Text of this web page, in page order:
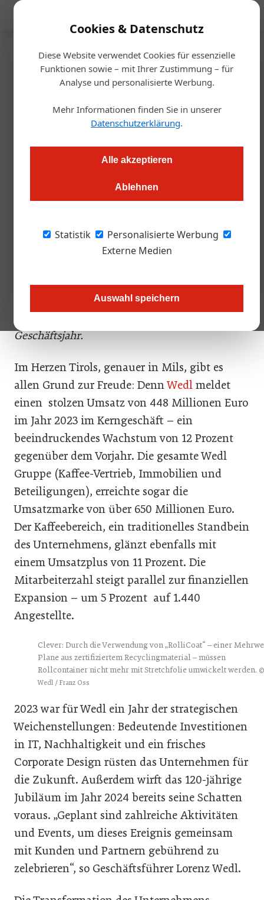
Cookies & Datenschutz
Diese Website verwendet Cookies für essenzielle
Funktionen sowie – mit Ihrer Zustimmung – für
Analyse und personalisierte Werbung.
Mehr Informationen finden Sie in unserer
Datenschutzerklärung.
Alle akzeptieren
Ablehnen
Statistik
Personalisierte Werbung
Externe Medien
Auswahl speichern
Startseite/Handel
Gastrogroßhandel
Wedl: Umsatzrekord und Grüne
Innovationen
01.02.2024, 13:05 Uhr
Der Tiroler Gastro-Großhändler kombiniert ökologische
beeindruckende Umsatzzuwächse.
und Klaus Mantl, Mitglied der
Geschäftsführung bei Wedl, ziehen eine
Geschäftsjahr.
Im Herzen Tirols, genauer in Mils, gibt es
allen Grund zur Freude: DennWedl meldet
einen stolzen Umsatz von 448 Millionen Euro
im Jahr 2023 im Kerngeschäft – ein
beeindruckendes Wachstum von 12 Prozent
gegenüber dem Vorjahr. Die gesamte Wedl
Gruppe (Kaffee-Vertrieb, Immobilien und
Beteiligungen), erreichte sogar die
Umsatzmarke von über 650 Millionen Euro.
Der Kaffeebereich, ein traditionelles Standbein
des Unternehmens, glänzt ebenfalls mit
einem Umsatzplus von 11 Prozent. Die
Mitarbeiterzahl steigt parallel zur finanziellen
Expansion – um 5 Prozent auf 1.440
Angestellte.
Clever: Durch die Verwendung von „RolliCoat“ – einer
Plane aus zertifiziertem Recyclingmaterial – müssen
Rollcontainer nicht mehr mit Stretchfolie umwickelt werden. ©
Wedl / Franz Oss
2023 war für Wedl ein Jahr der strategischen
Weichenstellungen: Bedeutende Investitionen
in IT, Nachhaltigkeit und ein frisches
Corporate Design rüsten das Unternehmen für
die Zukunft. Außerdem wirft das 120-jährige
Jubiläum im Jahr 2024 bereits seine Schatten
voraus. „Geplant sind zahlreiche Aktivitäten
und Events, um dieses Ereignis gemeinsam
mit Kunden und Partnern gebührend zu
zelebrieren“, so Geschäftsführer Lorenz Wedl.